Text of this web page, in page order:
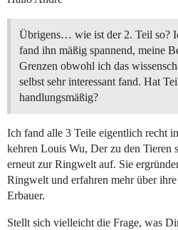
Übrigens… wie ist der 2. Teil so?
fand ihn mäßig spannend, meine
Grenzen obwohl ich das
selbst sehr interessant fand. Hat
handlungsmäßig?
Ich fand alle 3 Teile eigentlich recht
kehren Louis Wu, Der zu den Tieren
erneut zur Ringwelt auf. Sie
Ringwelt und erfahren mehr über
Erbauer.
Stellt sich vielleicht die Frage, was